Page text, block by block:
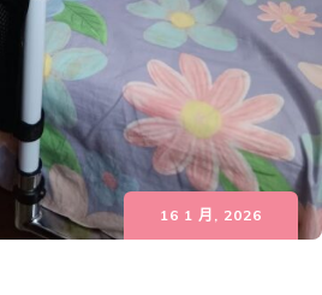
16 1 月, 2026